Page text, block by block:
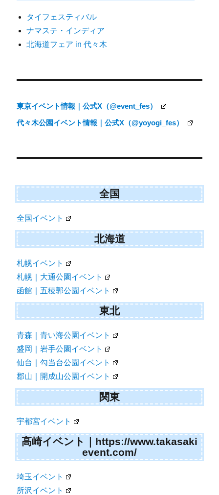
ー
シ
タイフェスティバル
ナマステ・インディア
北海道フェア in 代々木
東京イベント情報｜公式X（@event_fes）
代々木公園イベント情報｜公式X（@yoyogi_fes）
全国
全国イベント
北海道
札幌イベント
札幌｜大通公園イベント
函館｜五稜郭公園イベント
東北
青森｜青い海公園イベント
盛岡｜岩手公園イベント
仙台｜勾当台公園イベント
郡山｜開成山公園イベント
関東
宇都宮イベント
高崎イベント｜https://www.takasaki
event.com/
埼玉イベント
所沢イベント